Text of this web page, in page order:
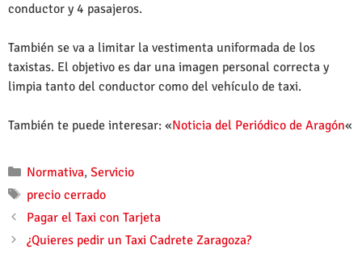
conductor y 4 pasajeros.
También se va a limitar la vestimenta uniformada de los
taxistas. El objetivo es dar una imagen personal correcta y
limpia tanto del conductor como del vehículo de taxi.
También te puede interesar: «Noticia del Periódico de Aragón«
Normativa, Servicio
precio cerrado
Pagar el Taxi con Tarjeta
¿Quieres pedir un Taxi Cadrete Zaragoza?